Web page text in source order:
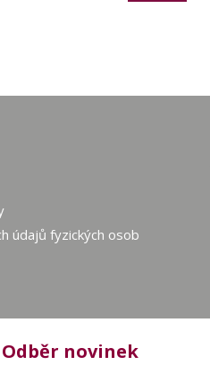
údajů fyzických osob
Odběr novinek